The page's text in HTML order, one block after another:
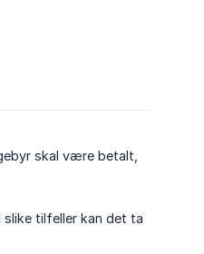
skal være betalt,
slike tilfeller kan det ta